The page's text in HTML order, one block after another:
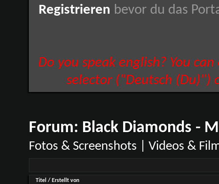
Registrieren bevor du das
Do you speak english? You
selector ("Deutsch (Du)")
Forum: Black Diamonds -
Fotos & Screenshots | Videos &
Titel / Erstellt von